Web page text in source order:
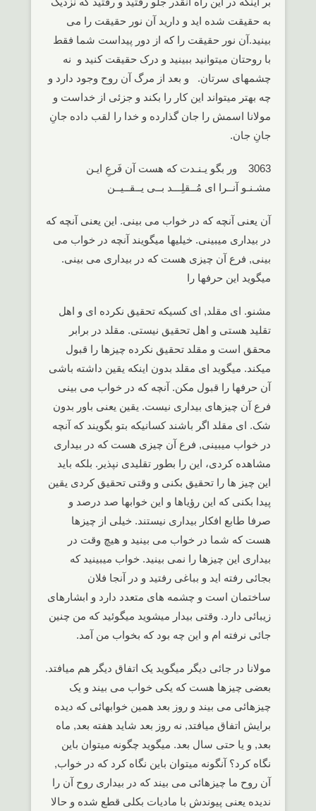
به حقیقت شده اید و دارید آن نور حقیقت را می
بینید.آن نور حقیقت را که از دور پیداست شما فقط
با روحتان میتوانید ببینید و درک حقیقت کنید و نه
چشمهای سرتان. و بعد از مرگ آن روح وجود دارد و
چه بهتر میتواند این کار را بکند و جزئی از خداست و
مولانا اسمش را جان گذارده و خدا را لقب داده جانِ
جانِ جان.
3063 ور بگو یـنـدت که هست آن فَرعِ ایـن
مشـنـو آنــرا ای مُــقلِـــد بــی یــقــیــن
آن یعنی آنچه که در خواب می بینی. این یعنی آنچه که
در بیداری میبینی. خیلیها میگویند آنچه در خواب می
بینی, فرع آن چیزی هست که در بیداری می بینی.
میگوید این حرفها را
مشنو. ای مقلد, ای کسیکه تحقیق نکرده ای و اهل
تقلید هستی و اهل تحقیق نیستی. مقلد در برابر
محقق است و مقلد تحقیق نکرده چیزها را قبول
میکند. میگوید ای مقلد بدون اینکه یقین داشته باشی
آن حرفها را قبول مکن. آنچه که در خواب می بینی
فرع آن چیزهای بیداری نیست. یقین یعنی باور بدون
شک. ای مقلد اگر باشند کسانیکه بتو بگویند که آنچه
در خواب میبینی, فرع آن چیزی هست که در بیداری
مشاهده کردی، این را بطور تقلیدی نپذیر. بلکه باید
این چیز ها را تحقیق بکنی و وقتی تحقیق کردی یقین
پیدا بکنی که این رؤیاها و این خوابها صد درصد و
صرفا طابع افکار بیداری نیستند. خیلی از چیزها
هست که شما در خواب می بینید و هیچ وقت در
بیداری این چیزها را نمی بینید. خواب میبینید که
بجائی رفته اید و بباغی رفتید و در آنجا فلان
ساختمان است و چشمه های متعدد دارد و ابشارهای
زیبائی دارد. وقتی بیدار میشوید میگوئید که من چنین
جائی نرفته ام و این چه بود که بخواب من آمد.
مولانا در جائی دیگر میگوید یک اتفاق دیگر هم میافتد.
بعضی چیزها هست که یکی خواب می بیند و یک
چیزهائی می بیند و روز بعد همین خوابهائی که دیده
برایش اتفاق میافتد, نه روز بعد شاید هفته بعد, ماه
بعد, و یا حتی سال بعد. میگوید چگونه میتوان باین
نگاه کرد؟ آنگونه میتوان باین نگاه کرد که در خواب,
آن روح ما چیزهائی می بیند که در بیداری روح آن را
ندیده یعنی پیوندش با مادیات بکلی قطع شده و حالا